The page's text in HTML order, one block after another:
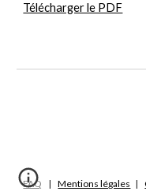
Télécharger le PDF
FAQ
    |
Mentions légales
   |